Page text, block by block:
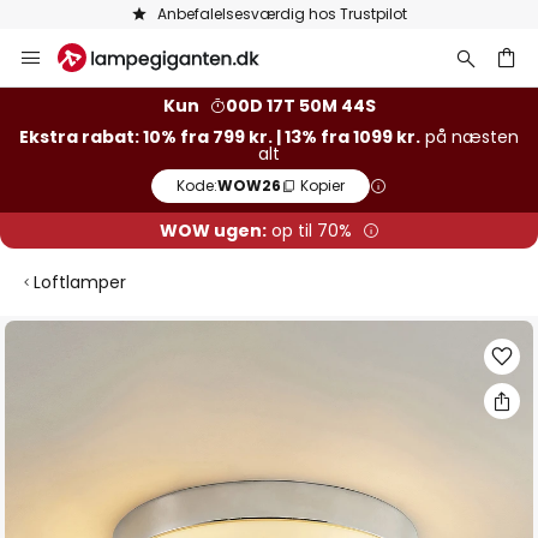
Anbefalelsesværdig hos Trustpilot
to
Kun
00D 17T 50M 43S
Ekstra rabat: 10% fra 799 kr. | 13% fra 1099 kr. på næsten
alt
Kode:WOW26 Kopier
WOW ugen:op til 70%
Loftlamper
Gå